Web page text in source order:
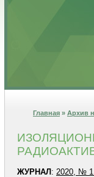
Главная » Архив
ЖУРНАЛ : 2020, № 1